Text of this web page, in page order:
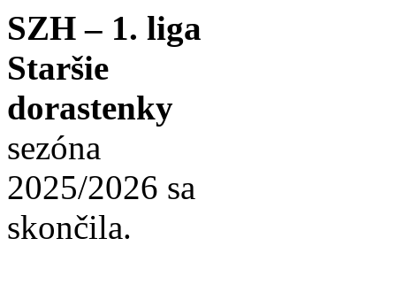
SZH – 1. liga
Staršie
dorastenky
sezóna
2025/2026 sa
skončila.